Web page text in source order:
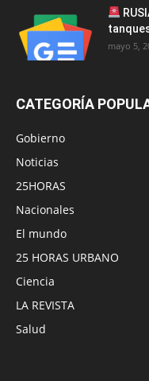
mayo 5,
CATEGORÍA
Gobierno
Noticias
25HORAS
Nacionales
El mundo
25 HORAS URBANO
Ciencia
LA REVISTA
Salud